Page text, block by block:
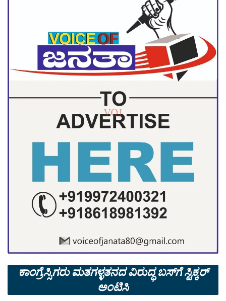
ಕಾಂಗ್ರೆಸ್ಸಿಗರು ಮತಗಳ್ಳತನದ ವಿರುದ್ಧ ಬಸ್‌ಗೆ ಸ್ಟಿಕ್ಕರ್
ಅಂಟಿಸಿ